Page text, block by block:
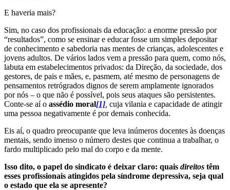
E haveria mais?
Sim, no caso dos profissionais da educação: a enorme pressão por
“resultados”, como se ensinar e educar fosse um simples depositar
de conhecimento e sabedoria nas mentes de crianças, adolescentes e
jovens adultos. De vários lados vem a pressão para quem, como nós,
labuta em estabelecimentos privados: da Direção, da sociedade, dos
gestores, de pais e mães, e, pasmem, até mesmo de personagens de
pensamentos retrógrados dignos de serem amplamente ignorados
por nós – o que não é possível, pois seus ataques são persistentes.
Conte-se aí o assédio moral[1] cuja vilania e capacidade de atingir
uma pessoa negativamente é por demais conhecida.
Eis aí, o quadro preocupante que leva inúmeros docentes às doenças
mentais, sendo imenso o número destes que continua a trabalhar, o
fardo multiplicado pelo mal do corpo e da mente.
Isso dito, o papel do sindicato é deixar claro: quais direitos têm
esses profissionais atingidos pela síndrome depressiva, seja qual
o estado que ela se apresente?